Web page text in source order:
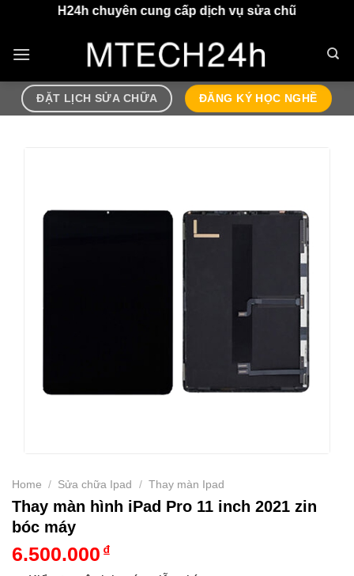
nội
chuyên cung cấp dịch vụ sửa chữa điện thoại,
ĐẶT LỊCH SỬA CHỮA ĐĂNG KÝ HỌC NGHỀ
Home / Sửa chữa Ipad / Thay màn Ipad
Thay màn hình iPad Pro 11 inch 2021 zin
bóc máy
6.500.000 ₫